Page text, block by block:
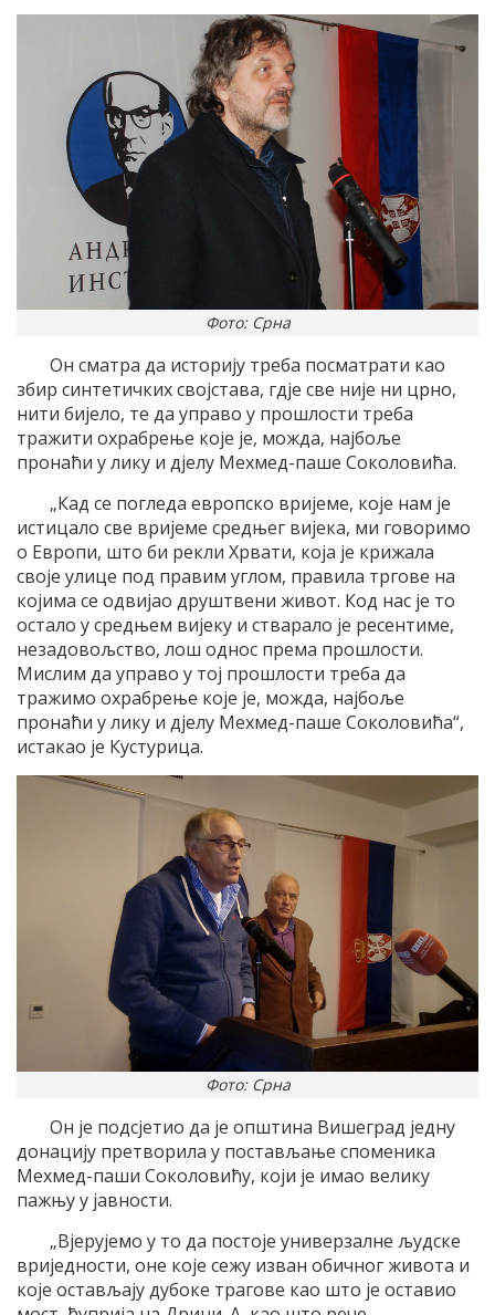
Фото: Срна
Он сматра да историју треба посматрати као
збир синтетичких својстава, гдје све није ни црно,
нити бијело, те да управо у прошлости треба
тражити охрабрење које је, можда, најбоље
пронаћи у лику и дјелу Мехмед-паше Соколовића.
„Кад се погледа европско вријеме, које нам је
истицало све вријеме средњег вијека, ми говоримо
о Европи, што би рекли Хрвати, која је крижала
своје улице под правим углом, правила тргове на
којима се одвијао друштвени живот. Код нас је то
остало у средњем вијеку и стварало је ресентиме,
незадовољство, лош однос према прошлости.
Мислим да управо у тој прошлости треба да
тражимо охрабрење које је, можда, најбоље
пронаћи у лику и дјелу Мехмед-паше Соколовића“,
истакао је Кустурица.
Фото: Срна
Он је подсјетио да је општина Вишеград једну
донацију претворила у постављање споменика
Мехмед-паши Соколовићу, који је имао велику
пажњу у јавности.
„Вјерујемо у то да постоје универзалне људске
вриједности, оне које сежу изван обичног живота и
које остављају дубоке трагове као што је оставио